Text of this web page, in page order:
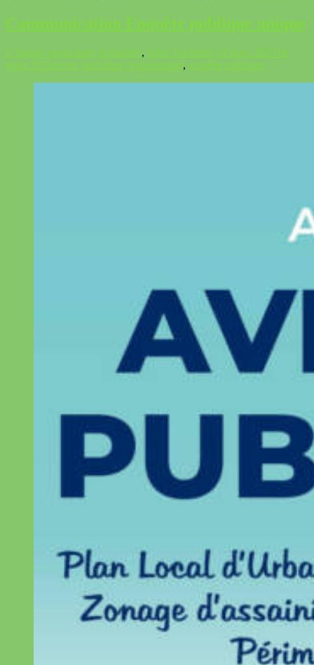
Communication Enquête publique unique
L'équipe municipale Actualités, Infos Territoire 14 mars 2025 14
mars 2025centre morbihan communauté, enquête publique